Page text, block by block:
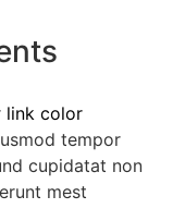
link color
tempor
cupidatat non
mest